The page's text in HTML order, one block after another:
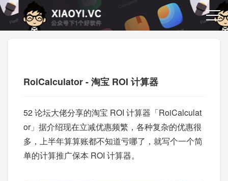
RoiCalculator - 淘宝 ROI 计算器
52 论坛大佬分享的淘宝 ROI 计算器「RoiCalculat
or」据介绍现在立减优惠频繁，各种复杂的优惠很
多，上半年算算账都不知道亏哪了，就写个一个简
单的计算推广保本 ROI 计算器。